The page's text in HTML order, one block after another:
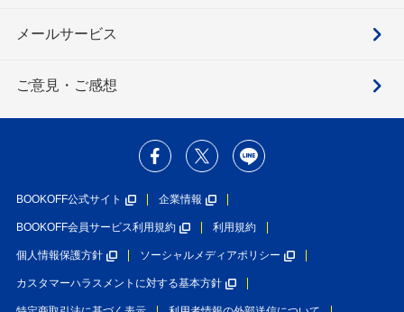
メールサービス
ご意見・ご感想
BOOKOFF公式サイト 企業情報
BOOKOFF会員サービス利用規約 利用規約
個人情報保護方針 ソーシャルメディアポリシー
カスタマーハラスメントに対する基本方針